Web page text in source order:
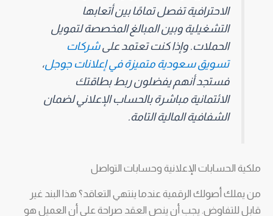
الاحترافية تفصل تمامًا بين أتعابها
التشغيلية وبين المبالغ المخصصة لتمويل
الحملات. وإذا كنت تعتمد علىشركات
تسويق سعودية متميزة في إعلانات جوجل،
فستجد أنهم يفضلون ربط بطاقتك
الائتمانية مباشرة بالحساب الإعلاني لضمان
الشفافية المالية التامة.
ملكية الحسابات الإعلانية وحسابات التواصل
من يملك أصولك الرقمية عندما ينتهي التعاقد؟ هذا البند غير
قابل للتفاوض. يجب أن ينص العقد صراحة على أن العميل هو